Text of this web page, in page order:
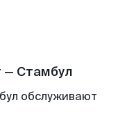
— Стамбул
обслуживают